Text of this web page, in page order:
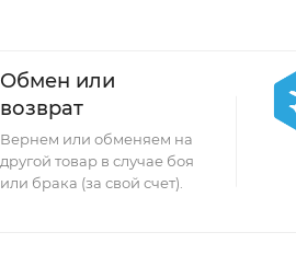
Обмен или
возврат
Вернем или обменяем на
другой товар в случае боя
или брака (за свой счет).